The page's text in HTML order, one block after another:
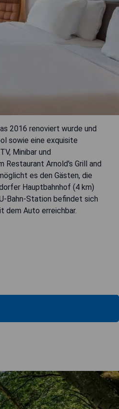
2016 renoviert wurde und
sowie eine exquisite
Minibar und
Arnold's Grill and
es den Gästen, die
Hauptbahnhof (4 km)
Bahn-Station befindet sich
dem Auto erreichbar.